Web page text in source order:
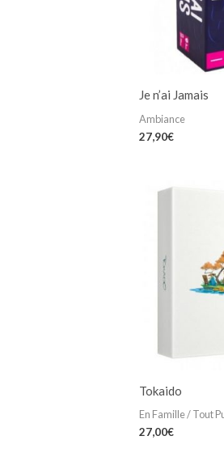
Je n’ai Jamais
Ambiance
27,90€
Tokaido
En Famille / Tout
27,00€